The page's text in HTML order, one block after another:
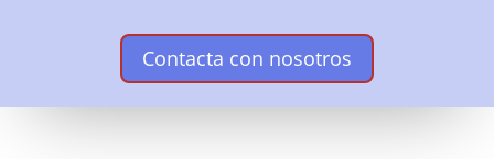
Contacta con nosotros